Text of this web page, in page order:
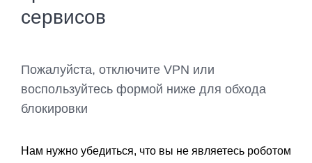
сервисов
Пожалуйста, отключите VPN или
воспользуйтесь формой ниже для обхода
блокировки
Нам нужно убедиться, что вы не являетесь роботом